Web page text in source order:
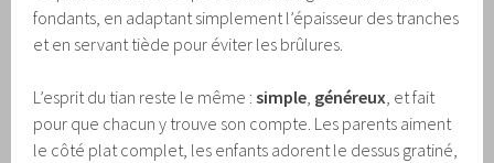
fondants, en adaptant simplement l’épaisseur des tranches
et en servant tiède pour éviter les brûlures.
L’esprit du tian reste le même :simple généreux , et fait
pour que chacun y trouve son compte. Les parents aiment
le côté plat complet, les enfants adorent le dessus gratiné,